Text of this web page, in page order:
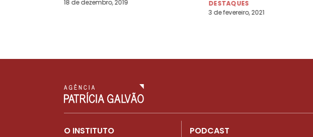
18 de dezembro, 2019
DESTAQUES
3 de fevereiro, 2021
O INSTITUTO
PODCAST